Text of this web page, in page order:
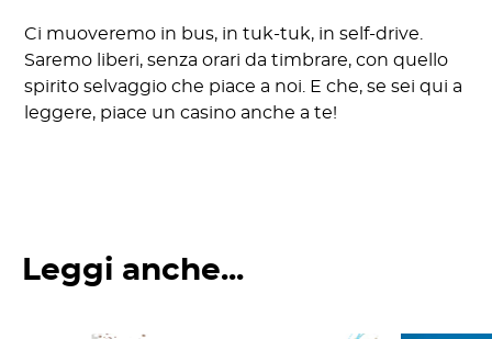
Ci muoveremo in bus, in tuk-tuk, in self-drive.
Saremo liberi, senza orari da timbrare, con quello
spirito selvaggio che piace a noi. E che, se sei qui a
leggere, piace un casino anche a te!
Leggi anche...